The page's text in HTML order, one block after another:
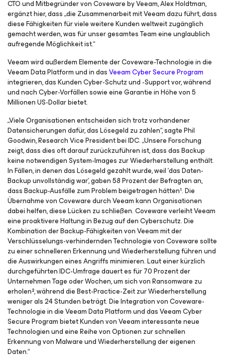
CTO und Mitbegründer von Coveware by Veeam, Alex Holdtman,
ergänzt hier, dass „die Zusammenarbeit mit Veeam dazu führt, dass
diese Fähigkeiten für viele weitere Kunden weltweit zugänglich
gemacht werden, was für unser gesamtes Team eine unglaublich
aufregende Möglichkeit ist.“
Veeam wird außerdem Elemente der Coveware-Technologie in die
Veeam Data Platform und in dasVeeam Cyber Secure Program
integrieren, das Kunden Cyber-Schutz und -Support vor, während
und nach Cyber-Vorfällen sowie eine Garantie in Höhe von 5
Millionen US-Dollar bietet.
„Viele Organisationen entscheiden sich trotz vorhandener
Datensicherungen dafür, das Lösegeld zu zahlen“, sagte Phil
Goodwin, Research Vice President bei IDC. „Unsere Forschung
zeigt, dass dies oft darauf zurückzuführen ist, dass das Backup
keine notwendigen System-Images zur Wiederherstellung enthält.
In Fällen, in denen das Lösegeld gezahlt wurde, weil 'das Daten-
Backup unvollständig war', gaben 58 Prozent der Befragten an,
dass Backup-Ausfälle zum Problem beigetragen hätten¹. Die
Übernahme von Coveware durch Veeam kann Organisationen
dabei helfen, diese Lücken zu schließen. Coveware verleiht Veeam
eine proaktivere Haltung in Bezug auf den Cyberschutz. Die
Kombination der Backup-Fähigkeiten von Veeam mit der
Verschlüsselungs-verhindernden Technologie von Coveware sollte
zu einer schnelleren Erkennung und Wiederherstellung führen und
die Auswirkungen eines Angriffs minimieren. Laut einer kürzlich
durchgeführten IDC-Umfrage dauert es für 70 Prozent der
Unternehmen Tage oder Wochen, um sich von Ransomware zu
erholen², während die Best-Practice-Zeit zur Wiederherstellung
weniger als 24 Stunden beträgt. Die Integration von Coveware-
Technologie in die Veeam Data Platform und das Veeam Cyber
Secure Program bietet Kunden von Veeam interessante neue
Technologien und eine Reihe von Optionen zur schnellen
Erkennung von Malware und Wiederherstellung der eigenen
Daten.“